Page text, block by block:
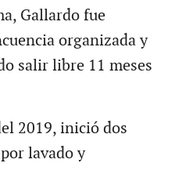
Gallardo fue
organizada y
salir libre 11 meses
2019, inició dos
lavado y